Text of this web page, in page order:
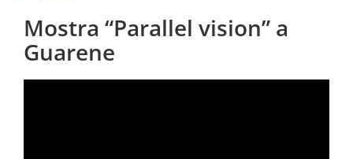
Mostra “Parallel vision” a
Guarene